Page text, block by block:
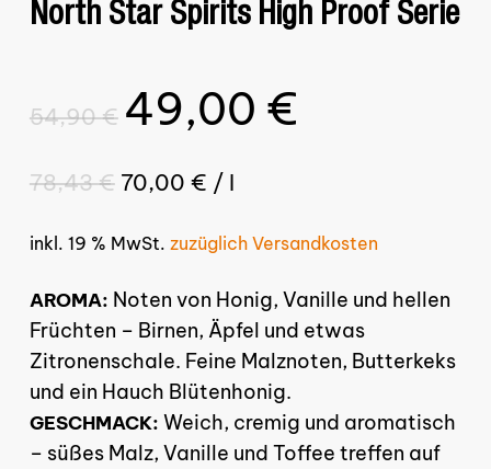
North Star Spirits High Proof Serie
54,90€
Ursprünglicher
Preis
54,90 €
49,00 €
78,43€ 70,00 € / l
inkl. 19 % MwSt. zuzüglich Versandkosten
AROMA: Noten von Honig, Vanille und hellen
Früchten – Birnen, Äpfel und etwas
Zitronenschale. Feine Malznoten, Butterkeks
und ein Hauch Blütenhonig.
GESCHMACK: Weich, cremig und aromatisch
– süßes Malz, Vanille und Toffee treffen auf